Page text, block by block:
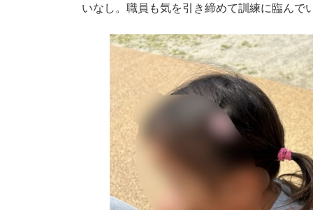
いなし。職員も気を引き締めて訓練に臨んで